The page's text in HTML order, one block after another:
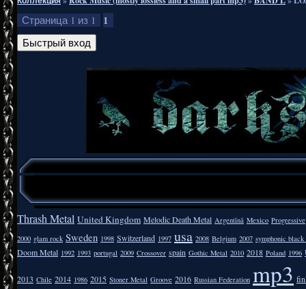
Страница 1 из 1 1
Thrash Metal United Kingdom Melodic Death Metal Argentīnā Mexico Progressive
2000 glam rock Sweden 1998 Switzerland 1997 usa 2008 Belgium 2007 symphonic
Doom Metal 1992 1993 portugal 2009 Crossover spain Gothic Metal 2010 2018 Poland 1996
2013 Chile 2014 1986 2015 Stoner Metal Groove 2016 Russian Federation mp3